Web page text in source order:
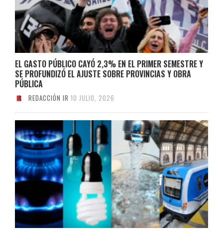
EL GASTO PÚBLICO CAYÓ 2,3% EN EL PRIMER SEMESTRE Y
SE PROFUNDIZÓ EL AJUSTE SOBRE PROVINCIAS Y OBRA
PÚBLICA
REDACCIÓN IR 10 JULIO, 2026